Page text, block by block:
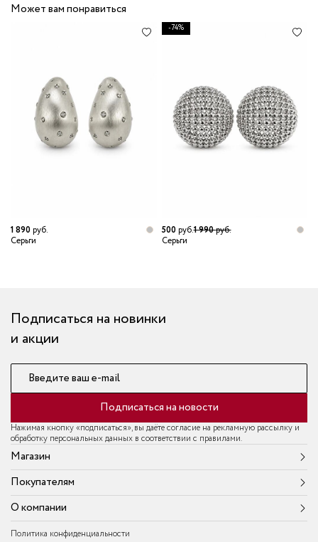
Может вам понравиться
1 890руб.
Серьги
-74%
500руб.1 990руб.
Серьги
Подписаться на новинки
и акции
Введите ваш e-mail
Подписаться на новости
Нажимая кнопку «подписаться», вы даёте согласие на рекламную рассылку и
обработку персональных данных в соответствии с правилами.
Магазин
Покупателям
О компании
Политика конфиденциальности